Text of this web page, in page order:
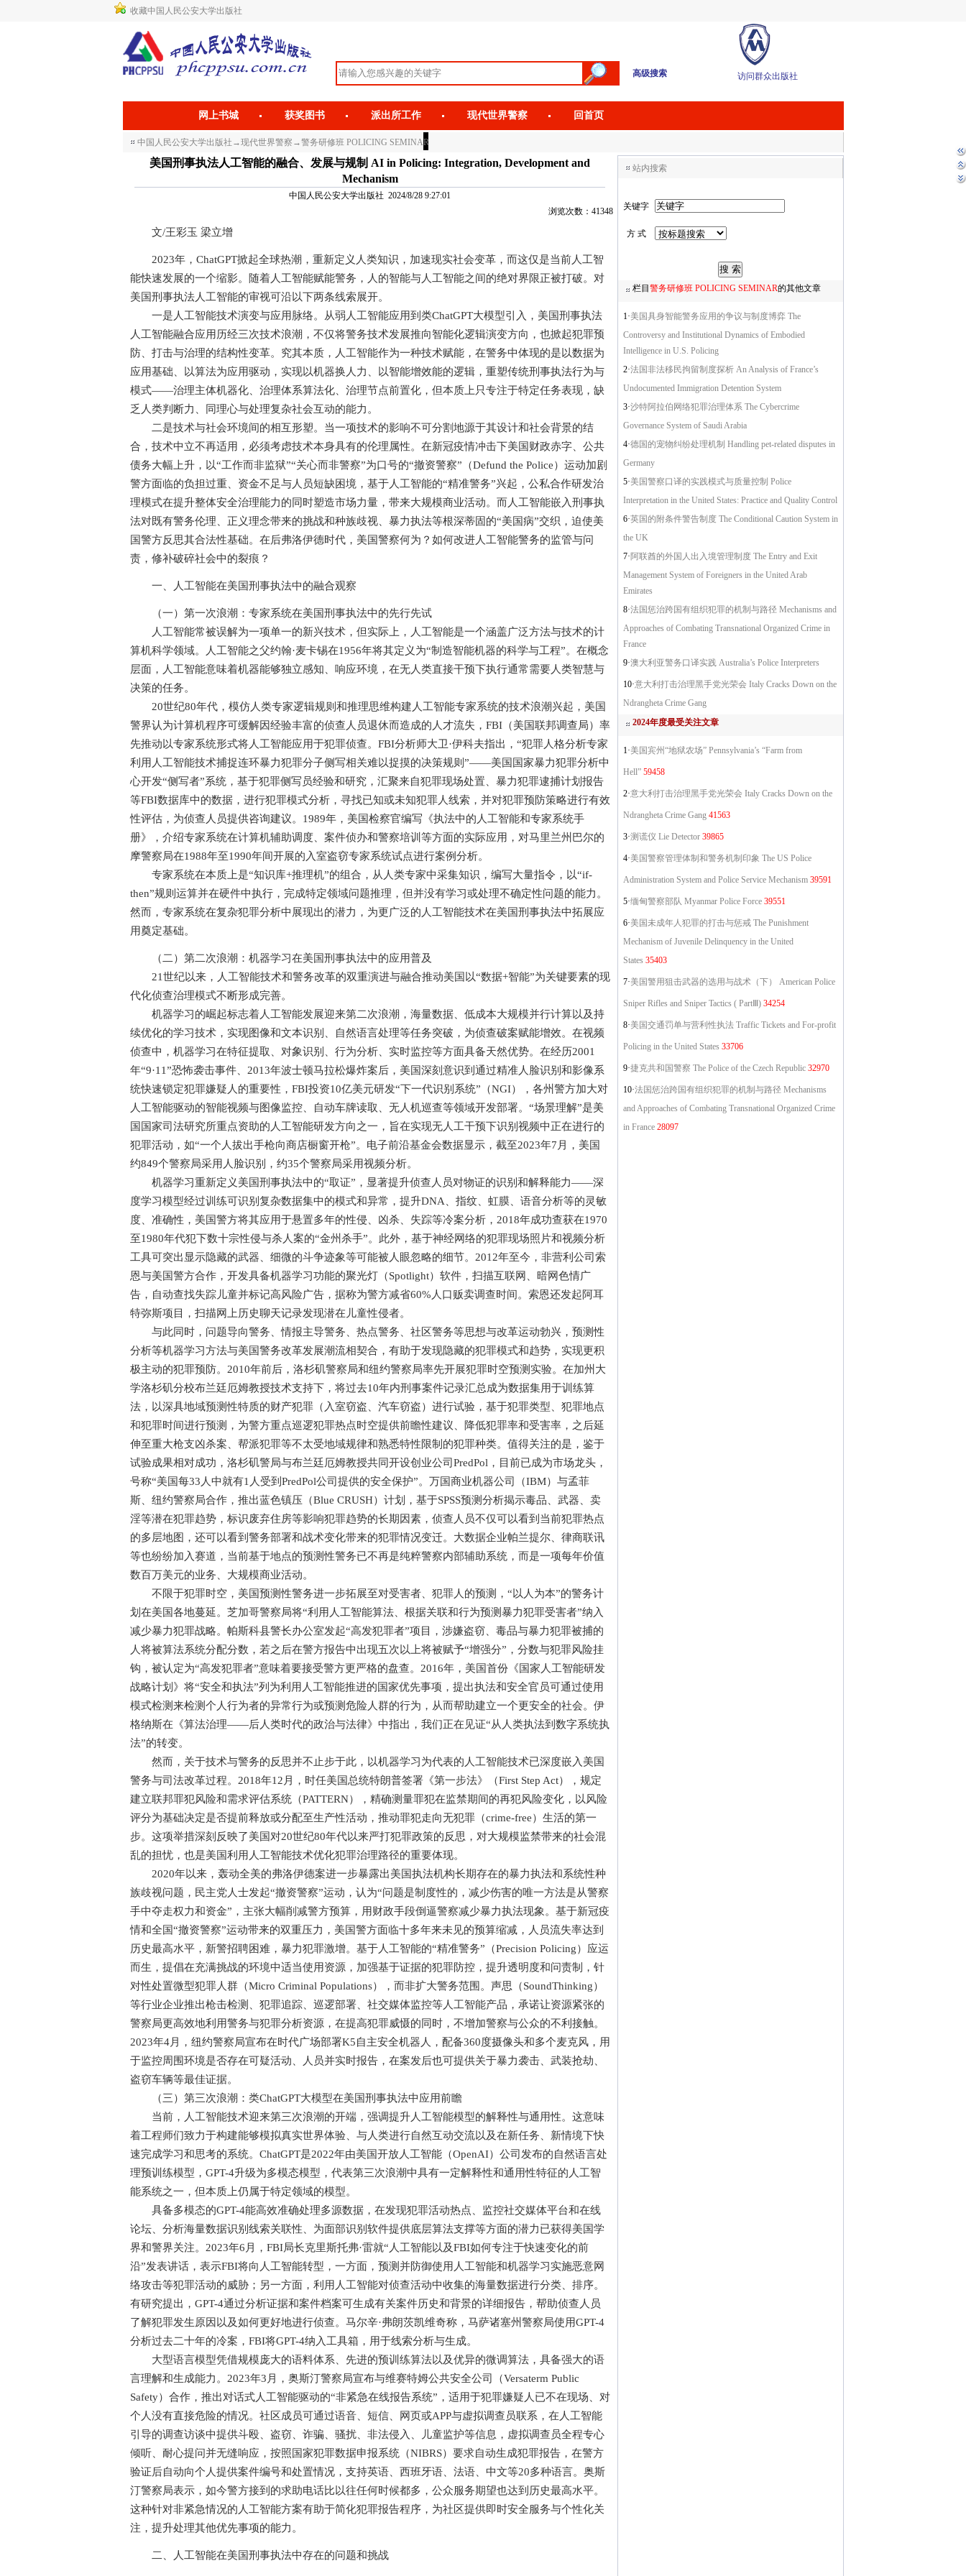
收藏中国人民公安大学出版社
高级搜索 访问群众出版社
网上书城 获奖图书 派出所工作 现代世界警察 回首页
中国人民公安大学出版社 →现代世界警察 →警务研修班 POLICING SEMINAR
美国刑事执法人工智能的融合、发展与规制 AI in Policing: Integration, Development and
Mechanism
中国人民公安大学出版社 2024/8/28 9:27:01
浏览次数：41348
文/王彩玉 梁立增
2023年，ChatGPT掀起全球热潮，重新定义人类知识，加速现实社会变革，而这仅是当前人工智
能快速发展的一个缩影。随着人工智能赋能警务，人的智能与人工智能之间的绝对界限正被打破。对
美国刑事执法人工智能的审视可沿以下两条线索展开。
一是人工智能技术演变与应用脉络。从弱人工智能应用到类ChatGPT大模型引入，美国刑事执法
人工智能融合应用历经三次技术浪潮，不仅将警务技术发展推向智能化逻辑演变方向，也掀起犯罪预
防、打击与治理的结构性变革。究其本质，人工智能作为一种技术赋能，在警务中体现的是以数据为
应用基础、以算法为应用驱动，实现以机器换人力、以智能增效能的逻辑，重塑传统刑事执法行为与
模式——治理主体机器化、治理体系算法化、治理节点前置化，但本质上只专注于特定任务表现，缺
乏人类判断力、同理心与处理复杂社会互动的能力。
二是技术与社会环境间的相互形塑。当一项技术的影响不可分割地源于其设计和社会背景的结
合，技术中立不再适用，必须考虑技术本身具有的伦理属性。在新冠疫情冲击下美国财政赤字、公共
债务大幅上升，以“工作而非监狱”“关心而非警察”为口号的“撤资警察”（Defund the Police）运动加剧
警方面临的负担过重、资金不足与人员短缺困境，基于人工智能的“精准警务”兴起，公私合作研发治
理模式在提升整体安全治理能力的同时塑造市场力量，带来大规模商业活动。而人工智能嵌入刑事执
法对既有警务伦理、正义理念带来的挑战和种族歧视、暴力执法等根深蒂固的“美国病”交织，迫使美
国警方反思其合法性基础。在后弗洛伊德时代，美国警察何为？如何改进人工智能警务的监管与问
责，修补破碎社会中的裂痕？
一、人工智能在美国刑事执法中的融合观察
（一）第一次浪潮：专家系统在美国刑事执法中的先行先试
人工智能常被误解为一项单一的新兴技术，但实际上，人工智能是一个涵盖广泛方法与技术的计
算机科学领域。人工智能之父约翰·麦卡锡在1956年将其定义为“制造智能机器的科学与工程”。在概念
层面，人工智能意味着机器能够独立感知、响应环境，在无人类直接干预下执行通常需要人类智慧与
决策的任务。
20世纪80年代，模仿人类专家逻辑规则和推理思维构建人工智能专家系统的技术浪潮兴起，美国
警界认为计算机程序可缓解因经验丰富的侦查人员退休而造成的人才流失，FBI（美国联邦调查局）率
先推动以专家系统形式将人工智能应用于犯罪侦查。FBI分析师大卫·伊科夫指出，“犯罪人格分析专家
利用人工智能技术捕捉连环暴力犯罪分子侧写相关难以捉摸的决策规则”——美国国家暴力犯罪分析中
心开发“侧写者”系统，基于犯罪侧写员经验和研究，汇聚来自犯罪现场处置、暴力犯罪逮捕计划报告
等FBI数据库中的数据，进行犯罪模式分析，寻找已知或未知犯罪人线索，并对犯罪预防策略进行有效
性评估，为侦查人员提供咨询建议。1989年，美国检察官编写《执法中的人工智能和专家系统手
册》，介绍专家系统在计算机辅助调度、案件侦办和警察培训等方面的实际应用，对马里兰州巴尔的
摩警察局在1988年至1990年间开展的入室盗窃专家系统试点进行案例分析。
专家系统在本质上是“知识库+推理机”的组合，从人类专家中采集知识，编写大量指令，以“if-
then”规则运算并在硬件中执行，完成特定领域问题推理，但并没有学习或处理不确定性问题的能力。
然而，专家系统在复杂犯罪分析中展现出的潜力，为更广泛的人工智能技术在美国刑事执法中拓展应
用奠定基础。
（二）第二次浪潮：机器学习在美国刑事执法中的应用普及
21世纪以来，人工智能技术和警务改革的双重演进与融合推动美国以“数据+智能”为关键要素的现
代化侦查治理模式不断形成完善。
机器学习的崛起标志着人工智能发展迎来第二次浪潮，海量数据、低成本大规模并行计算以及持
续优化的学习技术，实现图像和文本识别、自然语言处理等任务突破，为侦查破案赋能增效。在视频
侦查中，机器学习在特征提取、对象识别、行为分析、实时监控等方面具备天然优势。在经历2001
年“9·11”恐怖袭击事件、2013年波士顿马拉松爆炸案后，美国深刻意识到通过精准人脸识别和影像系
统快速锁定犯罪嫌疑人的重要性，FBI投资10亿美元研发“下一代识别系统”（NGI），各州警方加大对
人工智能驱动的智能视频与图像监控、自动车牌读取、无人机巡查等领域开发部署。“场景理解”是美
国国家司法研究所重点资助的人工智能研发方向之一，旨在实现无人工干预下识别视频中正在进行的
犯罪活动，如“一个人拔出手枪向商店橱窗开枪”。电子前沿基金会数据显示，截至2023年7月，美国
约849个警察局采用人脸识别，约35个警察局采用视频分析。
机器学习重新定义美国刑事执法中的“取证”，显著提升侦查人员对物证的识别和解释能力——深
度学习模型经过训练可识别复杂数据集中的模式和异常，提升DNA、指纹、虹膜、语音分析等的灵敏
度、准确性，美国警方将其应用于悬置多年的性侵、凶杀、失踪等冷案分析，2018年成功查获在1970
至1980年代犯下数十宗性侵与杀人案的“金州杀手”。此外，基于神经网络的犯罪现场照片和视频分析
工具可突出显示隐藏的武器、细微的斗争迹象等可能被人眼忽略的细节。2012年至今，非营利公司索
恩与美国警方合作，开发具备机器学习功能的聚光灯（Spotlight）软件，扫描互联网、暗网色情广
告，自动查找失踪儿童并标记高风险广告，据称为警方减省60%人口贩卖调查时间。索恩还发起阿耳
特弥斯项目，扫描网上历史聊天记录发现潜在儿童性侵者。
与此同时，问题导向警务、情报主导警务、热点警务、社区警务等思想与改革运动勃兴，预测性
分析等机器学习方法与美国警务改革发展潮流相契合，有助于发现隐藏的犯罪模式和趋势，实现更积
极主动的犯罪预防。2010年前后，洛杉矶警察局和纽约警察局率先开展犯罪时空预测实验。在加州大
学洛杉矶分校布兰廷厄姆教授技术支持下，将过去10年内刑事案件记录汇总成为数据集用于训练算
法，以深具地域预测性特质的财产犯罪（入室窃盗、汽车窃盗）进行试验，基于犯罪类型、犯罪地点
和犯罪时间进行预测，为警方重点巡逻犯罪热点时空提供前瞻性建议、降低犯罪率和受害率，之后延
伸至重大枪支凶杀案、帮派犯罪等不太受地域规律和熟悉特性限制的犯罪种类。值得关注的是，鉴于
试验成果相对成功，洛杉矶警局与布兰廷厄姆教授共同开设创业公司PredPol，目前已成为市场龙头，
号称“美国每33人中就有1人受到PredPol公司提供的安全保护”。万国商业机器公司（IBM）与孟菲
斯、纽约警察局合作，推出蓝色镇压（Blue CRUSH）计划，基于SPSS预测分析揭示毒品、武器、卖
淫等潜在犯罪趋势，标识废弃住房等影响犯罪趋势的长期因素，侦查人员不仅可以看到当前犯罪热点
的多层地图，还可以看到警务部署和战术变化带来的犯罪情况变迁。大数据企业帕兰提尔、律商联讯
等也纷纷加入赛道，当前基于地点的预测性警务已不再是纯粹警察内部辅助系统，而是一项每年价值
数百万美元的业务、大规模商业活动。
不限于犯罪时空，美国预测性警务进一步拓展至对受害者、犯罪人的预测，“以人为本”的警务计
划在美国各地蔓延。芝加哥警察局将“利用人工智能算法、根据关联和行为预测暴力犯罪受害者”纳入
减少暴力犯罪战略。帕斯科县警长办公室发起“高发犯罪者”项目，涉嫌盗窃、毒品与暴力犯罪被捕的
人将被算法系统分配分数，若之后在警方报告中出现五次以上将被赋予“增强分”，分数与犯罪风险挂
钩，被认定为“高发犯罪者”意味着要接受警方更严格的盘查。2016年，美国首份《国家人工智能研发
战略计划》将“安全和执法”列为利用人工智能推进的国家优先事项，提出执法和安全官员可通过使用
模式检测来检测个人行为者的异常行为或预测危险人群的行为，从而帮助建立一个更安全的社会。伊
格纳斯在《算法治理——后人类时代的政治与法律》中指出，我们正在见证“从人类执法到数字系统执
法”的转变。
然而，关于技术与警务的反思并不止步于此，以机器学习为代表的人工智能技术已深度嵌入美国
警务与司法改革过程。2018年12月，时任美国总统特朗普签署《第一步法》（First Step Act），规定
建立联邦罪犯风险和需求评估系统（PATTERN），精确测量罪犯在监禁期间的再犯风险变化，以风险
评分为基础决定是否提前释放或分配至生产性活动，推动罪犯走向无犯罪（crime-free）生活的第一
步。这项举措深刻反映了美国对20世纪80年代以来严打犯罪政策的反思，对大规模监禁带来的社会混
乱的担忧，也是美国利用人工智能技术优化犯罪治理路径的重要体现。
2020年以来，轰动全美的弗洛伊德案进一步暴露出美国执法机构长期存在的暴力执法和系统性种
族歧视问题，民主党人士发起“撤资警察”运动，认为“问题是制度性的，减少伤害的唯一方法是从警察
手中夺走权力和资金”，主张大幅削减警方预算，用财政手段倒逼警察减少暴力执法现象。基于新冠疫
情和全国“撤资警察”运动带来的双重压力，美国警方面临十多年来未见的预算缩减，人员流失率达到
历史最高水平，新警招聘困难，暴力犯罪激增。基于人工智能的“精准警务”（Precision Policing）应运
而生，提倡在充满挑战的环境中适当使用资源，加强基于证据的犯罪防控，提升透明度和问责制，针
对性处置微型犯罪人群（Micro Criminal Populations），而非扩大警务范围。声思（SoundThinking）
等行业企业推出枪击检测、犯罪追踪、巡逻部署、社交媒体监控等人工智能产品，承诺让资源紧张的
警察局更高效地利用警务与犯罪分析资源，在提高犯罪威慑的同时，不增加警察与公众的不利接触。
2023年4月，纽约警察局宣布在时代广场部署K5自主安全机器人，配备360度摄像头和多个麦克风，用
于监控周围环境是否存在可疑活动、人员并实时报告，在案发后也可提供关于暴力袭击、武装抢劫、
盗窃车辆等最佳证据。
（三）第三次浪潮：类ChatGPT大模型在美国刑事执法中应用前瞻
当前，人工智能技术迎来第三次浪潮的开端，强调提升人工智能模型的解释性与通用性。这意味
着工程师们致力于构建能够模拟真实世界体验、与人类进行自然互动交流以及在新任务、新情境下快
速完成学习和思考的系统。ChatGPT是2022年由美国开放人工智能（OpenAI）公司发布的自然语言处
理预训练模型，GPT-4升级为多模态模型，代表第三次浪潮中具有一定解释性和通用性特征的人工智
能系统之一，但本质上仍属于特定领域的模型。
具备多模态的GPT-4能高效准确处理多源数据，在发现犯罪活动热点、监控社交媒体平台和在线
论坛、分析海量数据识别线索关联性、为面部识别软件提供底层算法支撑等方面的潜力已获得美国学
界和警界关注。2023年6月，FBI局长克里斯托弗·雷就“人工智能以及FBI如何专注于快速变化的前
沿”发表讲话，表示FBI将向人工智能转型，一方面，预测并防御使用人工智能和机器学习实施恶意网
络攻击等犯罪活动的威胁；另一方面，利用人工智能对侦查活动中收集的海量数据进行分类、排序。
有研究提出，GPT-4通过分析证据和案件档案可生成有关案件历史和背景的详细报告，帮助侦查人员
了解犯罪发生原因以及如何更好地进行侦查。马尔辛·弗朗茨凯维奇称，马萨诸塞州警察局使用GPT-4
分析过去二十年的冷案，FBI将GPT-4纳入工具箱，用于线索分析与生成。
大型语言模型凭借规模庞大的语料体系、先进的预训练算法以及优异的微调算法，具备强大的语
言理解和生成能力。2023年3月，奥斯汀警察局宣布与维赛特姆公共安全公司（Versaterm Public
Safety）合作，推出对话式人工智能驱动的“非紧急在线报告系统”，适用于犯罪嫌疑人已不在现场、对
个人没有直接危险的情况。社区成员可通过语音、短信、网页或APP与虚拟调查员联系，在人工智能
引导的调查访谈中提供斗殴、盗窃、诈骗、骚扰、非法侵入、儿童监护等信息，虚拟调查员全程专心
倾听、耐心提问并无缝响应，按照国家犯罪数据申报系统（NIBRS）要求自动生成犯罪报告，在警方
验证后自动向个人提供案件编号和处置情况，支持英语、西班牙语、法语、中文等20多种语言。奥斯
汀警察局表示，如今警方接到的求助电话比以往任何时候都多，公众服务期望也达到历史最高水平。
这种针对非紧急情况的人工智能方案有助于简化犯罪报告程序，为社区提供即时安全服务与个性化关
注，提升处理其他优先事项的能力。
二、人工智能在美国刑事执法中存在的问题和挑战
站内搜索
关键字
方 式
栏目 警务研修班 POLICING SEMINAR的其他文章
1·美国具身智能警务应用的争议与制度博弈 The
Controversy and Institutional Dynamics of Embodied
Intelligence in U.S. Policing
2·法国非法移民拘留制度探析 An Analysis of France’s
Undocumented Immigration Detention System
3·沙特阿拉伯网络犯罪治理体系 The Cybercrime
Governance System of Saudi Arabia
4·德国的宠物纠纷处理机制 Handling pet-related disputes in
Germany
5·美国警察口译的实践模式与质量控制 Police
Interpretation in the United States: Practice and Quality Control
6·英国的附条件警告制度 The Conditional Caution System in
the UK
7· 阿联酋的外国人出入境管理制度 The Entry and Exit
Management System of Foreigners in the United Arab
Emirates
8·法国惩治跨国有组织犯罪的机制与路径 Mechanisms and
Approaches of Combating Transnational Organized Crime in
France
9·澳大利亚警务口译实践 Australia’s Police Interpreters
10·意大利打击治理黑手党光荣会 Italy Cracks Down on the
Ndrangheta Crime Gang
2024年度最受关注文章
1·美国宾州“地狱农场” Pennsylvania’s “Farm from
Hell” 59458
2·意大利打击治理黑手党光荣会 Italy Cracks Down on the
Ndrangheta Crime Gang 41563
3·测谎仪 Lie Detector 39865
4·美国警察管理体制和警务机制印象 The US Police
Administration System and Police Service Mechanism 39591
5·缅甸警察部队 Myanmar Police Force 39551
6·美国未成年人犯罪的打击与惩戒 The Punishment
Mechanism of Juvenile Delinquency in the United
States 35403
7·美国警用狙击武器的选用与战术（下） American Police
Sniper Rifles and Sniper Tactics ( PartⅢ) 34254
8·美国交通罚单与营利性执法 Traffic Tickets and For-profit
Policing in the United States 33706
9·捷克共和国警察 The Police of the Czech Republic 32970
10·法国惩治跨国有组织犯罪的机制与路径 Mechanisms
and Approaches of Combating Transnational Organized Crime
in France 28097